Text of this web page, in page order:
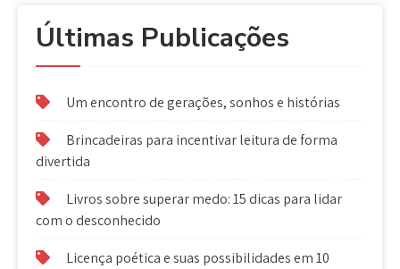
Últimas Publicações
Um encontro de gerações, sonhos e histórias
Brincadeiras para incentivar leitura de forma
divertida
Livros sobre superar medo: 15 dicas para lidar
com o desconhecido
Licença poética e suas possibilidades em 10